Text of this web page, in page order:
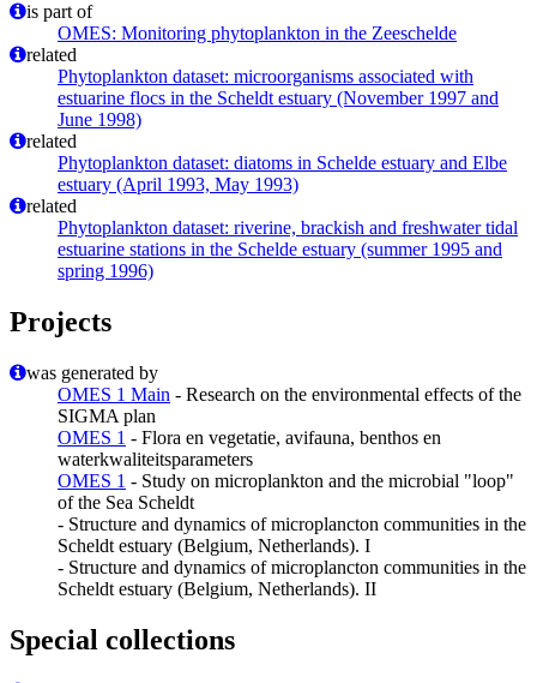
is part of
OMES: Monitoring phytoplankton in the Zeeschelde
related
Phytoplankton dataset: microorganisms associated with
estuarine flocs in the Scheldt estuary (November 1997 and
June 1998)
related
Phytoplankton dataset: diatoms in Schelde estuary and Elbe
estuary (April 1993, May 1993)
related
Phytoplankton dataset: riverine, brackish and freshwater tidal
estuarine stations in the Schelde estuary (summer 1995 and
spring 1996)
Projects
was generated by
OMES 1 Main - Research on the environmental effects of the
SIGMA plan
OMES 1 - Flora en vegetatie, avifauna, benthos en
waterkwaliteitsparameters
OMES 1 - Study on microplankton and the microbial "loop"
of the Sea Scheldt
- Structure and dynamics of microplancton communities in the
Scheldt estuary (Belgium, Netherlands). I
- Structure and dynamics of microplancton communities in the
Scheldt estuary (Belgium, Netherlands). II
Special collections